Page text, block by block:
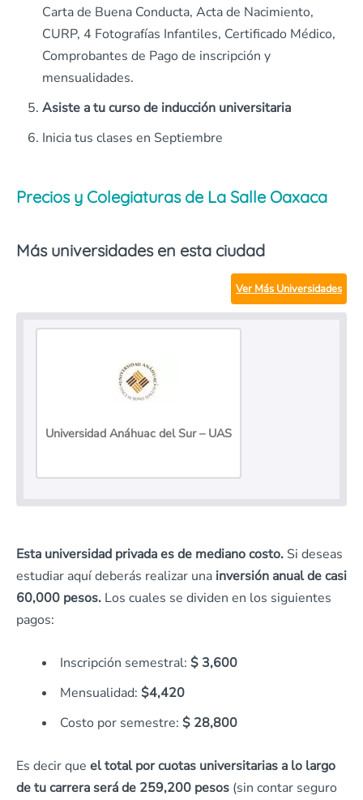
Carta de Buena Conducta, Acta de Nacimiento,
CURP, 4 Fotografías Infantiles, Certificado Médico,
Comprobantes de Pago de inscripción y
mensualidades.
Asiste a tu curso de inducción universitaria
Inicia tus clases en Septiembre
Precios y Colegiaturas de La Salle Oaxaca
Más universidades en esta ciudad
Ver Más Universidades
Universidad Anáhuac del Sur – UAS
Esta universidad privada es de mediano costo. Si deseas
estudiar aquí deberás realizar una inversión anual de casi
60,000 pesos. Los cuales se dividen en los siguientes
pagos:
Inscripción semestral: $ 3,600
Mensualidad: $4,420
Costo por semestre: $ 28,800
Es decir que el total por cuotas universitarias a lo largo
de tu carrera será de 259,200 pesos (sin contar seguro